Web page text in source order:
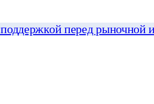
перед рыночной